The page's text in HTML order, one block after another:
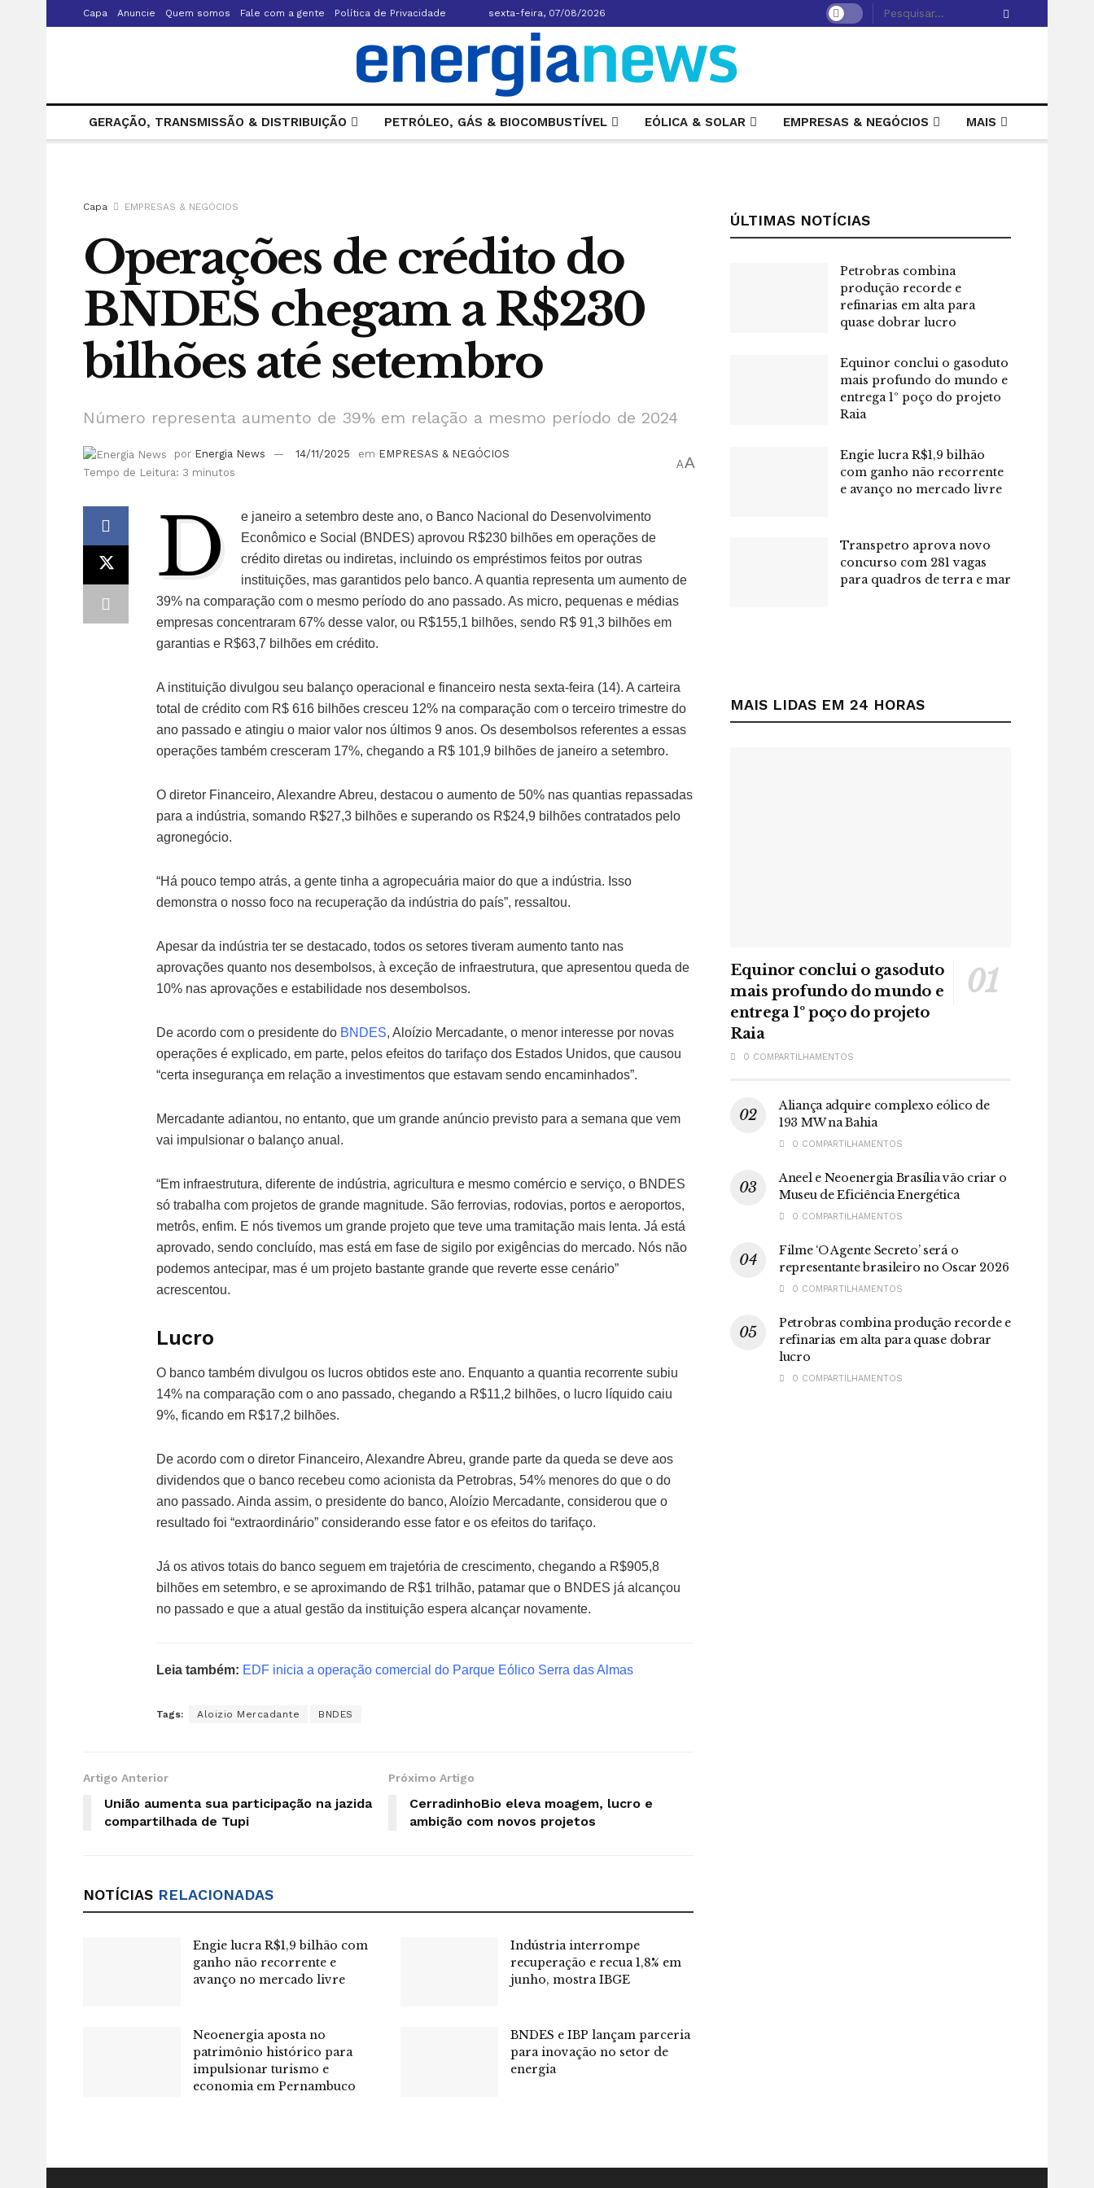
Capa Anuncie Quem somos Fale com a gente Política de Privacidade sexta-feira, 07/08/2026
GERAÇÃO, TRANSMISSÃO & DISTRIBUIÇÃO PETRÓLEO, GÁS & BIOCOMBUSTÍVEL EÓLICA & SOLAR EMPRESAS & NEGÓCIOS MAIS
Capa EMPRESAS & NEGÓCIOS
Operações de crédito do
BNDES chegam a R$230
bilhões até setembro
Número representa aumento de 39% em relação a mesmo período de 2024
por Energia News 14/11/2025 em EMPRESAS & NEGÓCIOS
Tempo de Leitura: 3 minutos
AA
D
e janeiro a setembro deste ano, o Banco Nacional do Desenvolvimento
Econômico e Social (BNDES) aprovou R$230 bilhões em operações de
crédito diretas ou indiretas, incluindo os empréstimos feitos por outras
instituições, mas garantidos pelo banco. A quantia representa um aumento de
39% na comparação com o mesmo período do ano passado. As micro, pequenas e médias
empresas concentraram 67% desse valor, ou R$155,1 bilhões, sendo R$ 91,3 bilhões em
garantias e R$63,7 bilhões em crédito.
A instituição divulgou seu balanço operacional e financeiro nesta sexta-feira (14). A carteira
total de crédito com R$ 616 bilhões cresceu 12% na comparação com o terceiro trimestre do
ano passado e atingiu o maior valor nos últimos 9 anos. Os desembolsos referentes a essas
operações também cresceram 17%, chegando a R$ 101,9 bilhões de janeiro a setembro.
O diretor Financeiro, Alexandre Abreu, destacou o aumento de 50% nas quantias repassadas
para a indústria, somando R$27,3 bilhões e superando os R$24,9 bilhões contratados pelo
agronegócio.
“Há pouco tempo atrás, a gente tinha a agropecuária maior do que a indústria. Isso
demonstra o nosso foco na recuperação da indústria do país”, ressaltou.
Apesar da indústria ter se destacado, todos os setores tiveram aumento tanto nas
aprovações quanto nos desembolsos, à exceção de infraestrutura, que apresentou queda de
10% nas aprovações e estabilidade nos desembolsos.
De acordo com o presidente do BNDES, Aloízio Mercadante, o menor interesse por novas
operações é explicado, em parte, pelos efeitos do tarifaço dos Estados Unidos, que causou
“certa insegurança em relação a investimentos que estavam sendo encaminhados”.
Mercadante adiantou, no entanto, que um grande anúncio previsto para a semana que vem
vai impulsionar o balanço anual.
“Em infraestrutura, diferente de indústria, agricultura e mesmo comércio e serviço, o BNDES
só trabalha com projetos de grande magnitude. São ferrovias, rodovias, portos e aeroportos,
metrôs, enfim. E nós tivemos um grande projeto que teve uma tramitação mais lenta. Já está
aprovado, sendo concluído, mas está em fase de sigilo por exigências do mercado. Nós não
podemos antecipar, mas é um projeto bastante grande que reverte esse cenário”
acrescentou.
Lucro
O banco também divulgou os lucros obtidos este ano. Enquanto a quantia recorrente subiu
14% na comparação com o ano passado, chegando a R$11,2 bilhões, o lucro líquido caiu
9%, ficando em R$17,2 bilhões.
De acordo com o diretor Financeiro, Alexandre Abreu, grande parte da queda se deve aos
dividendos que o banco recebeu como acionista da Petrobras, 54% menores do que o do
ano passado. Ainda assim, o presidente do banco, Aloízio Mercadante, considerou que o
resultado foi “extraordinário” considerando esse fator e os efeitos do tarifaço.
Já os ativos totais do banco seguem em trajetória de crescimento, chegando a R$905,8
bilhões em setembro, e se aproximando de R$1 trilhão, patamar que o BNDES já alcançou
no passado e que a atual gestão da instituição espera alcançar novamente.
Leia também: EDF inicia a operação comercial do Parque Eólico Serra das Almas
Tags: Aloizio Mercadante BNDES
Artigo Anterior
União aumenta sua participação na jazida
compartilhada de Tupi
Próximo Artigo
CerradinhoBio eleva moagem, lucro e
ambição com novos projetos
NOTÍCIAS RELACIONADAS
Engie lucra R$1,9 bilhão com
ganho não recorrente e
avanço no mercado livre
Indústria interrompe
recuperação e recua 1,8% em
junho, mostra IBGE
Neoenergia aposta no
patrimônio histórico para
impulsionar turismo e
economia em Pernambuco
BNDES e IBP lançam parceria
para inovação no setor de
energia
ÚLTIMAS NOTÍCIAS
Petrobras combina
produção recorde e
refinarias em alta para
quase dobrar lucro
Equinor conclui o gasoduto
mais profundo do mundo e
entrega 1º poço do projeto
Raia
Engie lucra R$1,9 bilhão
com ganho não recorrente
e avanço no mercado livre
Transpetro aprova novo
concurso com 281 vagas
para quadros de terra e mar
MAIS LIDAS EM 24 HORAS
Equinor conclui o gasoduto
mais profundo do mundo e
entrega 1º poço do projeto
Raia
0 COMPARTILHAMENTOS
Aliança adquire complexo eólico de
193 MW na Bahia
0 COMPARTILHAMENTOS
Aneel e Neoenergia Brasília vão criar o
Museu de Eficiência Energética
0 COMPARTILHAMENTOS
Filme ‘O Agente Secreto’ será o
representante brasileiro no Oscar 2026
0 COMPARTILHAMENTOS
Petrobras combina produção recorde e
refinarias em alta para quase dobrar
lucro
0 COMPARTILHAMENTOS